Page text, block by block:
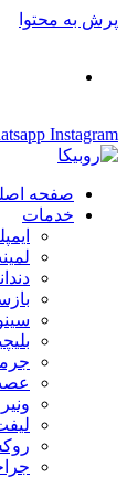
پرش به محتوا
Instagram
صفحه
خدمات